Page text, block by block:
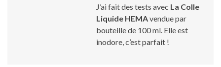
J’ai fait des tests avec La Colle
Liquide HEMAvendue par
bouteille de 100 ml. Elle est
inodore, c’est parfait !